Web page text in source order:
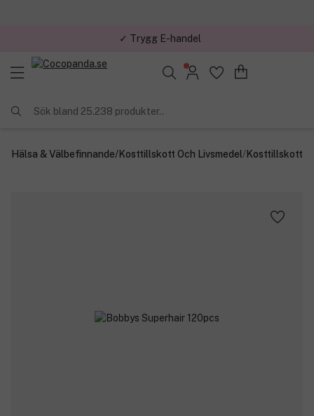
✓ Trygg E-handel
Sök bland 25.238 produkter..
Hälsa & Välbefinnande/Kosttillskott Och Livsmedel/Kosttillskott